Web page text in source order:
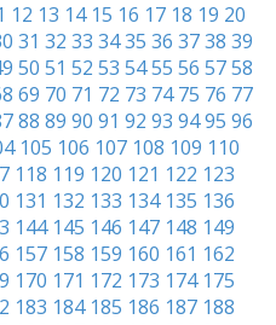
12 13 14 15 16 17 18 19 20
31 32 33 3435 36 3738 39
50 51 52 53 5455 56 5758
69 70 71 72 73 74 75 76 77
88 89 90 91 92 93 9495 96
105 106 107 108 109 110
118 119 120 121 122 123
131 132 133 134 135 136
144 145 146 147 148 149
157 158 159 160 161 162
170 171 172 173 174 175
183 184 185 186 187 188